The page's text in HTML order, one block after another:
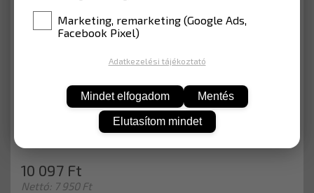
eloszlatott üveggyöngyök biztosítják a
fényvisszaverődést
Burkolat: aszfalt
3000 mm
10 097 Ft
Nettó: 7 950 Ft
Marketing, remarketing (Google Ads,
Facebook Pixel)
Adatkezelési tájékoztató
Mindet elfogadom Mentés
Elutasítom mindet